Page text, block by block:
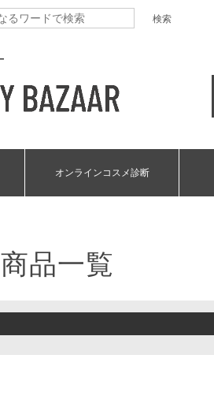
オンラインコスメ診断
商品一覧